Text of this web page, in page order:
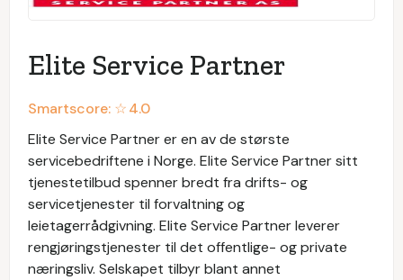
Elite Service Partner
Smartscore: ☆4.0
Elite Service Partner er en av de største
servicebedriftene i Norge. Elite Service Partner sitt
tjenestetilbud spenner bredt fra drifts- og
servicetjenester til forvaltning og
leietagerrådgivning. Elite Service Partner leverer
rengjøringstjenester til det offentlige- og private
næringsliv. Selskapet tilbyr blant annet